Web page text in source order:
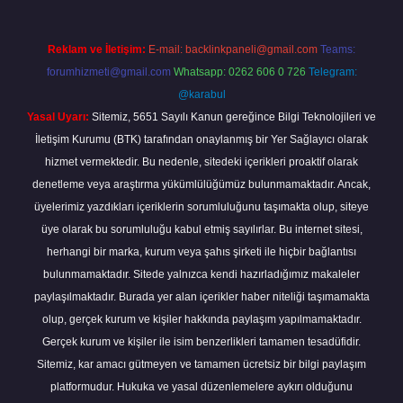
Reklam ve İletişim: E-mail: backlinkpaneli@gmail.com Teams:
forumhizmeti@gmail.com Whatsapp: 0262 606 0 726 Telegram:
@karabul
Yasal Uyarı: Sitemiz, 5651 Sayılı Kanun gereğince Bilgi Teknolojileri ve
İletişim Kurumu (BTK) tarafından onaylanmış bir Yer Sağlayıcı olarak
hizmet vermektedir. Bu nedenle, sitedeki içerikleri proaktif olarak
denetleme veya araştırma yükümlülüğümüz bulunmamaktadır. Ancak,
üyelerimiz yazdıkları içeriklerin sorumluluğunu taşımakta olup, siteye
üye olarak bu sorumluluğu kabul etmiş sayılırlar. Bu internet sitesi,
herhangi bir marka, kurum veya şahıs şirketi ile hiçbir bağlantısı
bulunmamaktadır. Sitede yalnızca kendi hazırladığımız makaleler
paylaşılmaktadır. Burada yer alan içerikler haber niteliği taşımamakta
olup, gerçek kurum ve kişiler hakkında paylaşım yapılmamaktadır.
Gerçek kurum ve kişiler ile isim benzerlikleri tamamen tesadüfidir.
Sitemiz, kar amacı gütmeyen ve tamamen ücretsiz bir bilgi paylaşım
platformudur. Hukuka ve yasal düzenlemelere aykırı olduğunu